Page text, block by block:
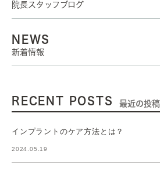
院長スタッフブログ
NEWS
新着情報
RECENT POSTS 最近の投稿
インプラントのケア方法とは？
2024.05.19